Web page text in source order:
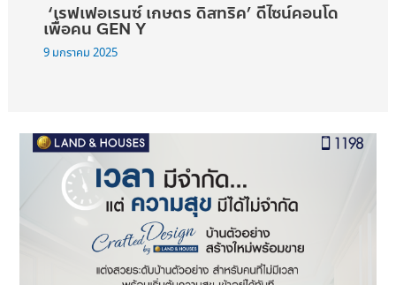
‘เรฟเฟอเรนซ์ เกษตร ดิสทริค’ ดีไซน์คอนโด
เพื่อคน GEN Y
9 มกราคม 2025